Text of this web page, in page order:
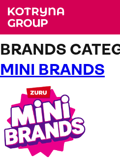
BRANDS
MINI BRANDS